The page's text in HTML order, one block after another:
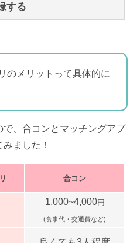
する
のメリットって具体的に
、合コンとマッチングアプ
ました！
合コン
1,000~4,000円
(食事代・交通費など)